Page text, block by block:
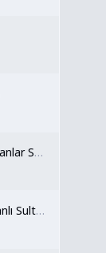
Arunas Yayınları Klasik Çizgi Romanlar Serisi - Arthur Conan Doyle - Sherlock Holmes - Baskervillerin Köpeği
SULTAN ABDÜLAZİZ HAN-Osmanlı Sultanları-32